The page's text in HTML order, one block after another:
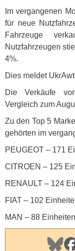
Im vergangenen
für neue
Fahrzeuge
Nutzfahrzeugen
4%.
Dies meldet
Die Verkäufe
Vergleich zum
Zu den Top 5
gehörten im
PEUGEOT – 171
CITROEN – 125
RENAULT – 124
FIAT – 102
MAN – 88